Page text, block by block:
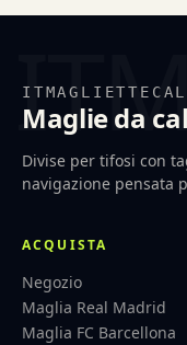
Maglie da
Divise per tifosi con
navigazione pensata
ACQUISTA
Negozio
Maglia Real Madrid
Maglia FC Barcellona